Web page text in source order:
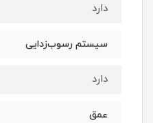
دارد
سیستم رسوب‌زدایی
دارد
عمق